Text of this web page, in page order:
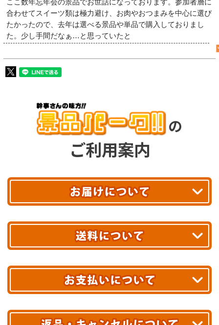
ここ数年忘年会の景品でお世話になっております。参加者層に
合わせてスイーツ類は極力避け、お肉やおつまみを中心に選び
たかったので、去年は選べる景品や単品で購入しておりまし
た。少し手間だなぁ…と思っていたと
の
ご利用案内
最短翌日お届け!
あす着エリアが対象です。
エリアやお届け日の確認はこちら▶
※ 配送業者による配送遅延が生じる可能性がございます。
※ 沖縄・離島はお届けできません。
送料無料!
10,000円未満 全国一律1,100円(税込)
配送業者
クレジットカード